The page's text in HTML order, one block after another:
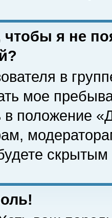
чтобы я не
в
мое
в положение
скрытым